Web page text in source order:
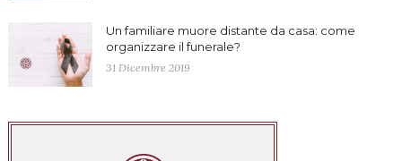
Un familiare muore distante da casa: come
organizzare il funerale?
31 Dicembre 2019